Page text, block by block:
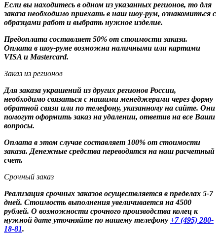
Если вы находитесь в одном из указанных регионов, то для
заказа необходимо приехать в наш шоу-рум, ознакомиться с
образцами работ и выбрать нужное изделие.
Предоплата составляет 50% от стоимости заказа.
Оплата в шоу-руме возможна наличными или картами
VISA и Mastercard.
Заказ из регионов
Для заказа украшений из других регионов России,
необходимо связаться с нашими менеджерами через форму
обратной связи или по телефону, указанному на сайте. Они
помогут оформить заказ на удалении, ответив на все Ваши
вопросы.
Оплата в этом случае составляет 100% от стоимости
заказа. Денежные средства переводятся на наш расчетный
счет.
Срочный заказ
Реализация срочных заказов осуществляется в пределах 5-7
дней. Стоимость выполнения увеличивается на 4500
рублей. О возможности срочного производства колец к
нужной дате уточняйте по нашему телефону +7 (495) 280-
18-81.